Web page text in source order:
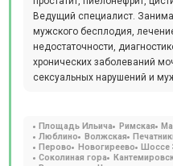
Ведущий специалист.
мужского бесплодия,
недостаточности,
хронических заболеваний
сексуальных нарушений и
Площадь Ильича Римская
Люблино
Волжская
Перово
Новогиреево Шоссе
Соколиная гора